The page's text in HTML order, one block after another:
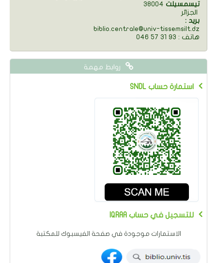
38004 تيسمسيلت
: بريد
biblio.centrale@univ-tissemsilt.dz
046 57 31 93 : هاتف
روابط مهمة
SNDL استمارة حساب
IQRAA للتسجيل في حساب
الاستمارات موجودة في صفحة الفيسبوك للمكتبة